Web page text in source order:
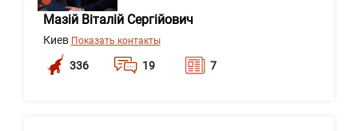
Мазій Віталій Сергійович
Киев Показать контакты
336 19 7